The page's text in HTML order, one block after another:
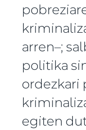
arren–;
politika
ordezkari
egiten